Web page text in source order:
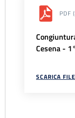
PDF
Cesena -
SCARICA FILE